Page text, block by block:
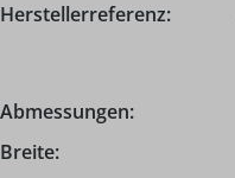
Herstellerreferenz:
Abmessungen:
Breite: